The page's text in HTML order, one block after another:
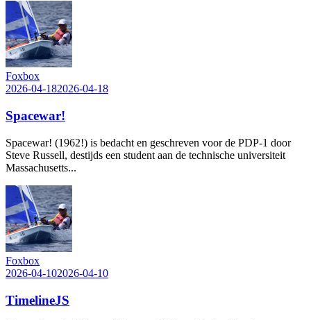
Foxbox
2026-04-182026-04-18
Spacewar!
Spacewar! (1962!) is bedacht en geschreven voor de PDP-1 door
Steve Russell, destijds een student aan de technische universiteit
Massachusetts...
Foxbox
2026-04-102026-04-10
TimelineJS